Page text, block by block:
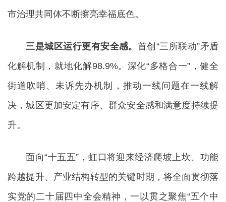
市治理共同体不断擦亮幸福底色。
三是城区运行更有安全感。 首创“三所联动”矛盾
化解机制，就地化解98.9%。深化“多格合一”，健全
街道吹哨、未诉先办机制，推动一线问题在一线解
决，城区更加安定有序、群众安全感和满意度持续提
升。
面向“十五五”，虹口将迎来经济爬坡上坎、功能
跨越提升、产业结构转型的关键时期，将全面贯彻落
实党的二十届四中全会精神，一以贯之聚焦“五个中